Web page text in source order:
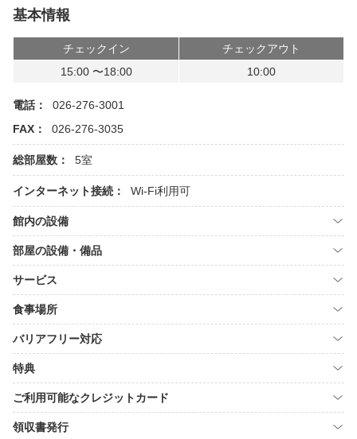
基本情報
チェックイン
チェックアウト
15:00 〜18:00
10:00
電話：
026-276-3001
FAX：
026-276-3035
総部屋数： 5室
インターネット接続： Wi-Fi利用可
館内の設備
部屋の設備・備品
サービス
食事場所
バリアフリー対応
特典
ご利用可能なクレジットカード
領収書発行